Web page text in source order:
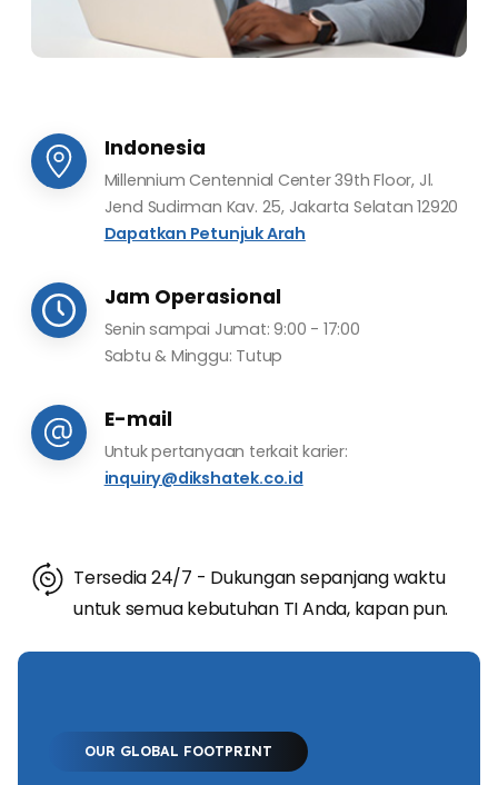
Indonesia
Millennium Centennial Center 39th Floor, Jl.
Jend Sudirman Kav. 25, Jakarta Selatan 12920
Dapatkan Petunjuk Arah
Jam Operasional
Senin sampai Jumat: 9:00 - 17:00
Sabtu & Minggu: Tutup
E-mail
Untuk pertanyaan terkait karier:
inquiry@dikshatek.co.id
Tersedia 24/7 - Dukungan sepanjang waktu
untuk semua kebutuhan TI Anda, kapan pun.
OUR GLOBAL FOOTPRINT